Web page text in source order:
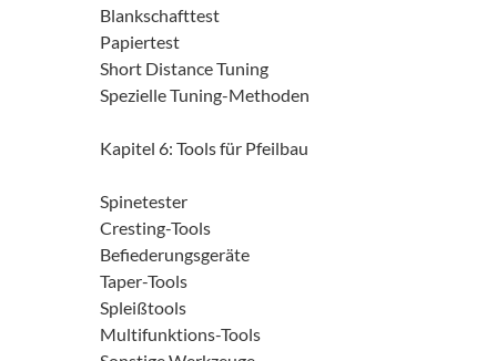
Blankschafttest
Papiertest
Short Distance Tuning
Spezielle Tuning-Methoden
Kapitel 6: Tools für Pfeilbau
Spinetester
Cresting-Tools
Befiederungsgeräte
Taper-Tools
Spleißtools
Multifunktions-Tools